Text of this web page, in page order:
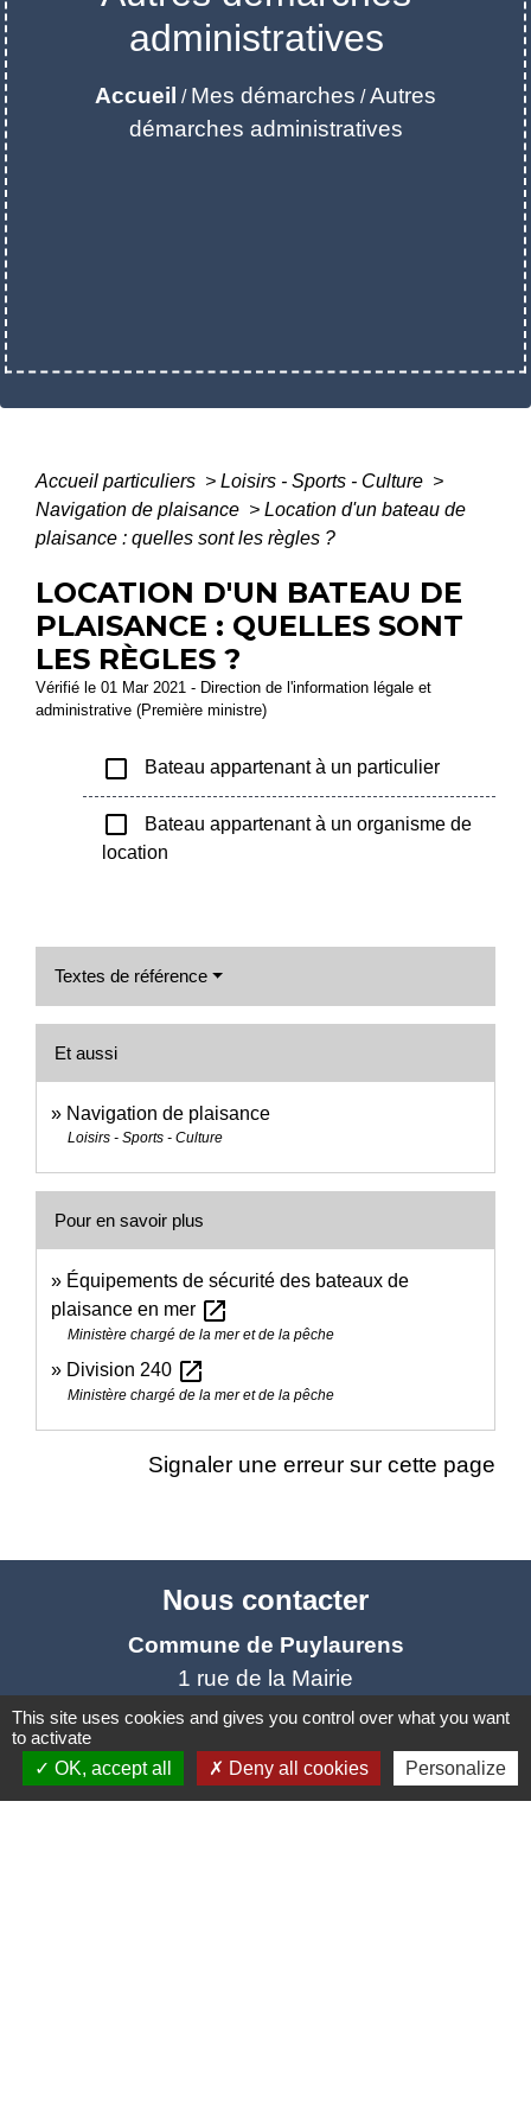
administratives
Accueil / Mes démarches /Autres
démarches administratives
Accueil particuliers > Loisirs - Sports - Culture >
Navigation de plaisance > Location d'un bateau de
plaisance : quelles sont les règles ?
LOCATION D'UN BATEAU DE
PLAISANCE : QUELLES SONT
LES RÈGLES ?
Vérifié le 01 Mar 2021 - Direction de l'information légale et
administrative (Première ministre)
check_box_outline_blank Bateau appartenant à un particulier
check_box_outline_blank
Bateau appartenant à un organisme de
location
Textes de référence
Et aussi
Navigation de plaisance
Loisirs - Sports - Culture
Pour en savoir plus
Équipements de sécurité des bateaux de
plaisance en mer open_in_new
Ministère chargé de la mer et de la pêche
Division 240 open_in_new
Ministère chargé de la mer et de la pêche
Signaler une erreur sur cette page
Nous contacter
Commune de Puylaurens
1 rue de la Mairie
81700 Puylaurens - FRANCE
Contact par formulaire
This site uses cookies and gives you control over what you want
to activate
OK, accept all
Deny all cookies Personalize